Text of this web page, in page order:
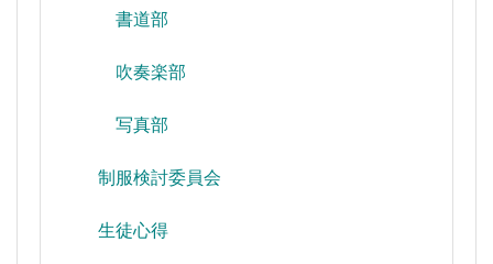
書道部
吹奏楽部
写真部
制服検討委員会
生徒心得